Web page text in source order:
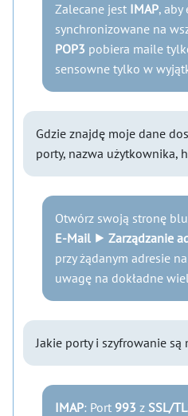
Zalecane jest IMAP, aby
synchronizowane na
POP3 pobiera maile
sensowne tylko w
Gdzie znajdę moje dane
porty, nazwa użytkownika,
Otwórz swoją stronę
E-Mail ⯈ Zarządzanie
przy żądanym adresie na
uwagę na dokładne
Jakie porty i szyfrowanie są
IMAP: Port 993 z SSL/